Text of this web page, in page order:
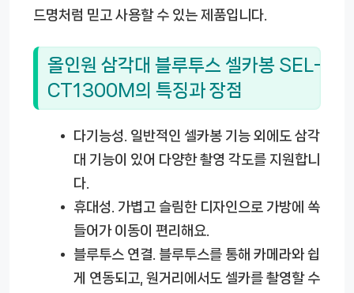
드명처럼 믿고 사용할 수 있는 제품입니다.
올인원 삼각대 블루투스 셀카봉 SEL-
CT1300M의 특징과 장점
다기능성. 일반적인 셀카봉 기능 외에도 삼각
대 기능이 있어 다양한 촬영 각도를 지원합니
다.
휴대성. 가볍고 슬림한 디자인으로 가방에 쏙
들어가 이동이 편리해요.
블루투스 연결. 블루투스를 통해 카메라와 쉽
게 연동되고, 원거리에서도 셀카를 촬영할 수